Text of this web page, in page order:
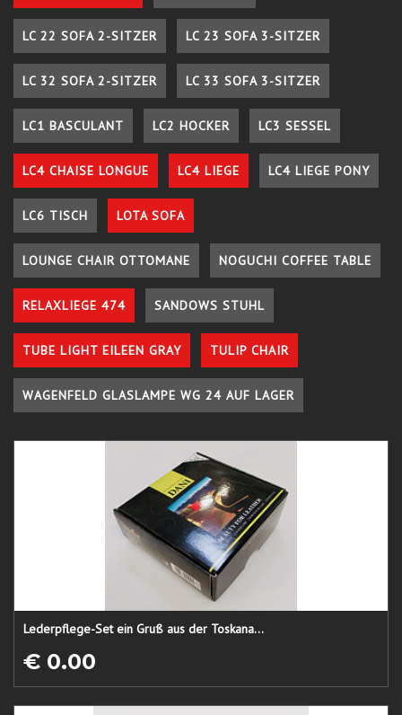
LC 22 SOFA 2-SITZER LC 23 SOFA 3-SITZER
LC 32 SOFA 2-SITZER LC 33 SOFA 3-SITZER
LC1 BASCULANT LC2 HOCKER LC3 SESSEL
LC4 CHAISE LONGUE LC4 LIEGE LC4 LIEGE PONY
LC6 TISCH LOTA SOFA
LOUNGE CHAIR OTTOMANE NOGUCHI COFFEE TABLE
RELAXLIEGE 474 SANDOWS STUHL
TUBE LIGHT EILEEN GRAY TULIP CHAIR
WAGENFELD GLASLAMPE WG 24 AUF LAGER
Lederpflege-Set ein Gruß aus der Toskana...
€ 0.00